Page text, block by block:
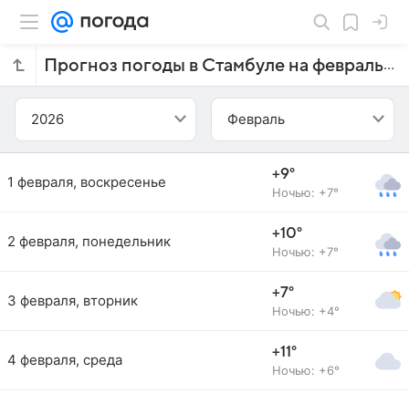
Прогноз погоды в Стамбуле на февраль 2026 года
2026 Февраль
1 февраля, воскресенье +9°
Ночью: +7°
2 февраля, понедельник +10°
Ночью: +7°
3 февраля, вторник +7°
Ночью: +4°
4 февраля, среда +11°
Ночью: +6°